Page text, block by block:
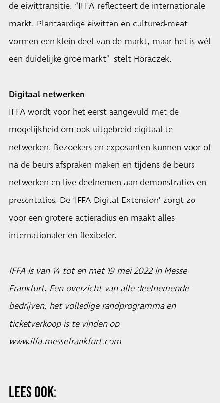
de eiwittransitie. “IFFA reflecteert de internationale
markt. Plantaardige eiwitten en cultured-meat
vormen een klein deel van de markt, maar het is wél
een duidelijke groeimarkt”, stelt Horaczek.
Digitaal netwerken
IFFA wordt voor het eerst aangevuld met de
mogelijkheid om ook uitgebreid digitaal te
netwerken. Bezoekers en exposanten kunnen voor of
na de beurs afspraken maken en tijdens de beurs
netwerken en live deelnemen aan demonstraties en
presentaties. De ‘IFFA Digital Extension’ zorgt zo
voor een grotere actieradius en maakt alles
internationaler en flexibeler.
IFFA is van 14 tot en met 19 mei 2022 in Messe
Frankfurt. Een overzicht van alle deelnemende
bedrijven, het volledige randprogramma en
ticketverkoop is te vinden op
www.iffa.messefrankfurt.com
LEES OOK: